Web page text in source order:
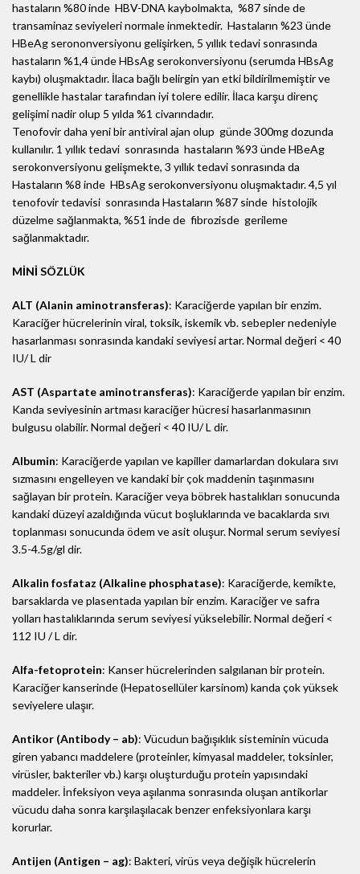
hastaların %80 inde HBV-DNA kaybolmakta, %87 sinde de
transaminaz seviyeleri normale inmektedir. Hastaların %23 ünde
HBeAg serononversiyonu gelişirken, 5 yıllık tedavi sonrasında
hastaların %1,4 ünde HBsAg serokonversiyonu (serumda HBsAg
kaybı) oluşmaktadır. İlaca bağlı belirgin yan etki bildirilmemiştir ve
genellikle hastalar tarafından iyi tolere edilir. İlaca karşu direnç
gelişimi nadir olup 5 yılda %1 civarındadır.
Tenofovir daha yeni bir antiviral ajan olup günde 300mg dozunda
kullanılır. 1 yıllık tedavi sonrasında hastaların %93 ünde HBeAg
serokonversiyonu gelişmekte, 3 yıllık tedavi sonrasında da
Hastaların %8 inde HBsAg serokonversiyonu oluşmaktadır. 4,5 yıl
tenofovir tedavisi sonrasında Hastaların %87 sinde histolojik
düzelme sağlanmakta, %51 inde de fibrozisde gerileme
sağlanmaktadır.
MİNİ SÖZLÜK
ALT (Alanin aminotransferas): Karaciğerde yapılan bir enzim.
Karaciğer hücrelerinin viral, toksik, iskemik vb. sebepler nedeniyle
hasarlanması sonrasında kandaki seviyesi artar. Normal değeri < 40
IU/ L dir
AST (Aspartate aminotransferas): Karaciğerde yapılan bir enzim.
Kanda seviyesinin artması karaciğer hücresi hasarlanmasının
bulgusu olabilir. Normal değeri < 40 IU/ L dir.
Albumin: Karaciğerde yapılan ve kapiller damarlardan dokulara sıvı
sızmasını engelleyen ve kandaki bir çok maddenin taşınmasını
sağlayan bir protein. Karaciğer veya böbrek hastalıkları sonucunda
kandaki düzeyi azaldığında vücut boşluklarında ve bacaklarda sıvı
toplanması sonucunda ödem ve asit oluşur. Normal serum seviyesi
3.5-4.5g/gl dir.
Alkalin fosfataz (Alkaline phosphatase): Karaciğerde, kemikte,
barsaklarda ve plasentada yapılan bir enzim. Karaciğer ve safra
yolları hastalıklarında serum seviyesi yükselebilir. Normal değeri <
112 IU / L dir.
Alfa-fetoprotein: Kanser hücrelerinden salgılanan bir protein.
Karaciğer kanserinde (Hepatosellüler karsinom) kanda çok yüksek
seviyelere ulaşır.
Antikor (Antibody – ab): Vücudun bağışıklık sisteminin vücuda
giren yabancı maddelere (proteinler, kimyasal maddeler, toksinler,
virüsler, bakteriler vb.) karşı oluşturduğu protein yapısındaki
maddeler. İnfeksiyon veya aşılanma sonrasında oluşan antikorlar
vücudu daha sonra karşılaşılacak benzer enfeksiyonlara karşı
korurlar.
Antijen (Antigen – ag): Bakteri, virüs veya değişik hücrelerin